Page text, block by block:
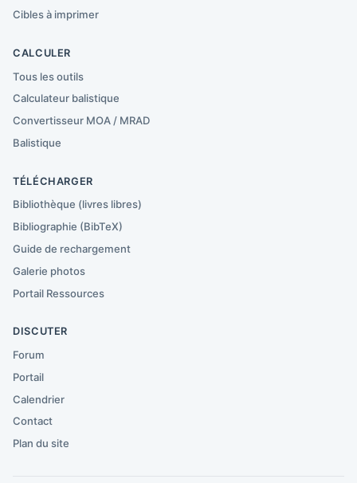
Cibles à imprimer
CALCULER
Tous les outils
Calculateur balistique
Convertisseur MOA / MRAD
Balistique
TÉLÉCHARGER
Bibliothèque (livres libres)
Bibliographie (BibTeX)
Guide de rechargement
Galerie photos
Portail Ressources
DISCUTER
Forum
Portail
Calendrier
Contact
Plan du site